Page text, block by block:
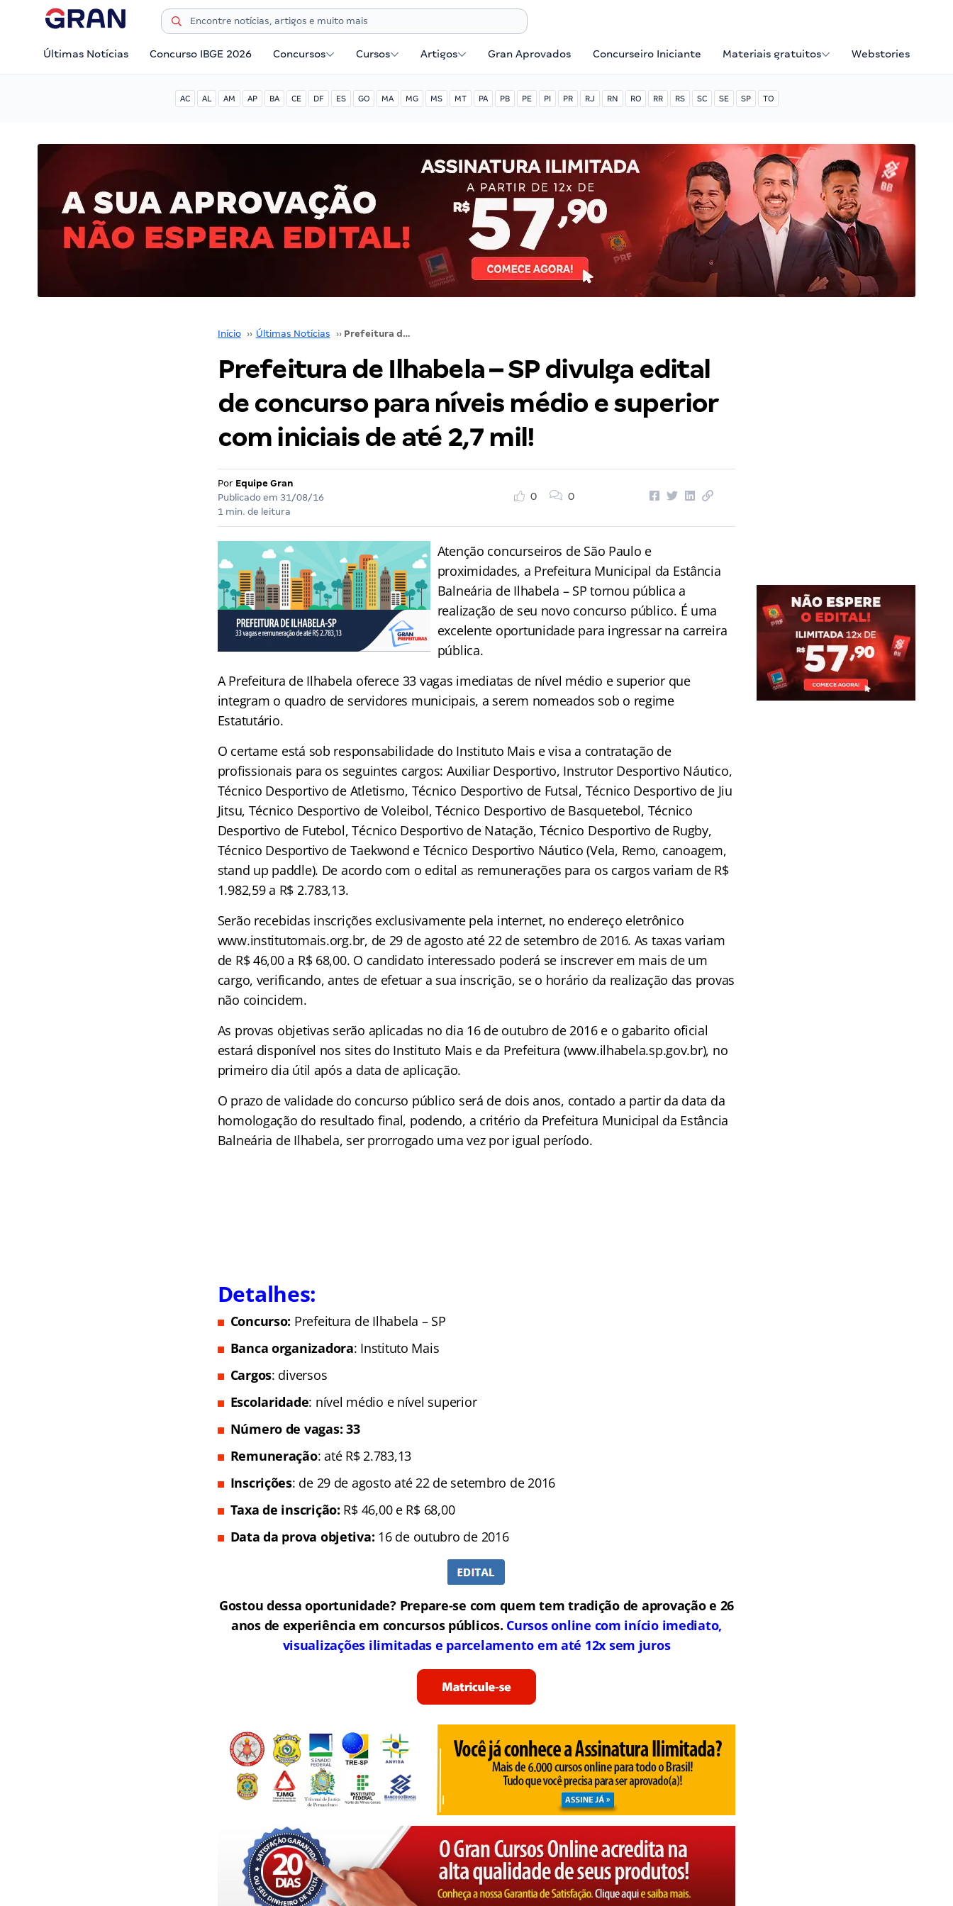
Últimas Notícias Concurso IBGE 2026 Concursos Cursos Artigos Gran Aprovados Concurseiro Iniciante Materiais gratuitos Webstories
AC AL AM AP BA CE DF ES GO MA MG MS MT PA PB PE PI PR RJ RN RO RR RS SC SE SP TO
Início ›› Últimas Notícias ›› Prefeitura de Ilhabela – SP divulga edital de concurso para níveis médio e superior com iniciais de até 2,7 mil!
Prefeitura de Ilhabela – SP divulga edital
de concurso para níveis médio e superior
com iniciais de até 2,7 mil!
Por Equipe Gran
Publicado em 31/08/16
1 min. de leitura
0 0
Atenção concurseiros de São Paulo e
proximidades, a Prefeitura Municipal da Estância
Balneária de Ilhabela – SP tornou pública a
realização de seu novo concurso público. É uma
excelente oportunidade para ingressar na carreira
pública.
A Prefeitura de Ilhabela oferece 33 vagas imediatas de nível médio e superior que
integram o quadro de servidores municipais, a serem nomeados sob o regime
Estatutário.
O certame está sob responsabilidade do Instituto Mais e visa a contratação de
profissionais para os seguintes cargos: Auxiliar Desportivo, Instrutor Desportivo Náutico,
Técnico Desportivo de Atletismo, Técnico Desportivo de Futsal, Técnico Desportivo de Jiu
Jitsu, Técnico Desportivo de Voleibol, Técnico Desportivo de Basquetebol, Técnico
Desportivo de Futebol, Técnico Desportivo de Natação, Técnico Desportivo de Rugby,
Técnico Desportivo de Taekwond e Técnico Desportivo Náutico (Vela, Remo, canoagem,
stand up paddle). De acordo com o edital as remunerações para os cargos variam de R$
1.982,59 a R$ 2.783,13.
Serão recebidas inscrições exclusivamente pela internet, no endereço eletrônico
www.institutomais.org.br, de 29 de agosto até 22 de setembro de 2016. As taxas variam
de R$ 46,00 a R$ 68,00. O candidato interessado poderá se inscrever em mais de um
cargo, verificando, antes de efetuar a sua inscrição, se o horário da realização das provas
não coincidem.
As provas objetivas serão aplicadas no dia 16 de outubro de 2016 e o gabarito oficial
estará disponível nos sites do Instituto Mais e da Prefeitura (www.ilhabela.sp.gov.br), no
primeiro dia útil após a data de aplicação.
O prazo de validade do concurso público será de dois anos, contado a partir da data da
homologação do resultado final, podendo, a critério da Prefeitura Municipal da Estância
Balneária de Ilhabela, ser prorrogado uma vez por igual período.
Detalhes:
Concurso: Prefeitura de Ilhabela – SP
Banca organizadora: Instituto Mais
Cargos: diversos
Escolaridade: nível médio e nível superior
Número de vagas: 33
Remuneração: até R$ 2.783,13
Inscrições: de 29 de agosto até 22 de setembro de 2016
Taxa de inscrição: R$ 46,00 e R$ 68,00
Data da prova objetiva: 16 de outubro de 2016
Gostou dessa oportunidade? Prepare-se com quem tem tradição de aprovação e 26
anos de experiência em concursos públicos. Cursos online com início imediato,
visualizações ilimitadas e parcelamento em até 12x sem juros